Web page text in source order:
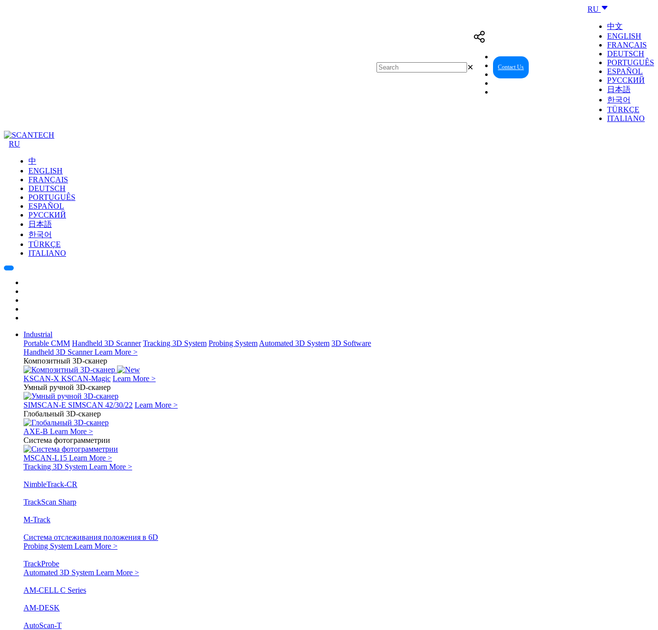
RU
中文
ENGLISH
FRANÇAIS
DEUTSCH
PORTUGUÊS
ESPAÑOL
РУССКИЙ
日本語
한국어
TÜRKÇE
ITALIANO
Contact Us
✕
RU
中
ENGLISH
FRANÇAIS
DEUTSCH
PORTUGUÊS
ESPAÑOL
РУССКИЙ
日本語
한국어
TÜRKÇE
ITALIANO
Industrial
Portable CMM Handheld 3D Scanner Tracking 3D System Probing System Automated 3D System 3D Software
Handheld 3D ScannerLearn More >
Композитный 3D-сканер
KSCAN-X KSCAN-Magic Learn More >
Умный ручной 3D-сканер
SIMSCAN-E SIMSCAN 42/30/22 Learn More >
Глобальный 3D-сканер
AXE-B Learn More >
Система фотограмметрии
MSCAN-L15 Learn More >
Tracking 3D System Learn More >
NimbleTrack-CR
TrackScan Sharp
M-Track
Система отслеживания положения в 6D
Probing System Learn More >
TrackProbe
Automated 3D System Learn More >
AM-CELL C Series
AM-DESK
AutoScan-T